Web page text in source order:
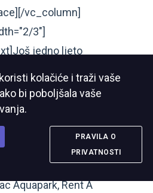
vc_column]
3"]
jedno ljeto
smo se zabavljali ,
nagrade kror tri dana.
sponzorima
Palačinkarnica Sweet
El Patron, Fast Food
Aquapark, Rent A
kolačiće i traži vaše
bi poboljšala vaše
PRAVILA O
PRIVATNOSTI